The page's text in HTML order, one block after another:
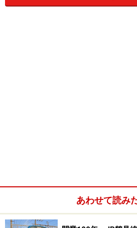
県を結ぶ上越線の清水トンネル
上越線の沿線には、越後中里、
沢・・・と、有名なスキー場のあ
あわせて読み